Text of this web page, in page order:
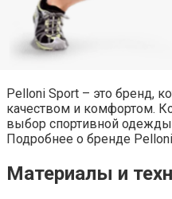
Pelloni Sport – это бренд,
качеством и комфортом.
выбор спортивной
Подробнее о бренде
Материалы и